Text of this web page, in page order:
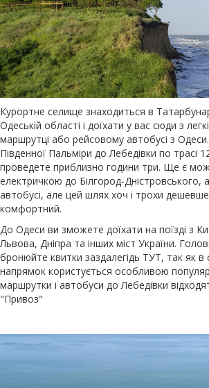
Курортне селище знаходиться в
Одеській області і доїхати у вас сюди з
маршрутці або рейсовому автобусі з Одеси.
Південної Пальміри до Лебедівки по трасі
проведете приблизно години три. Ще є
електричкою до Білгород-Дністровського,
автобусі, але цей шлях хоч і трохи
комфортний.
До Одеси ви зможете доїхати на поїзді з
Львова, Дніпра та інших міст України.
бронюйте квитки заздалегідь ТУТ, так як в
напрямок користується особливою
маршрутки і автобуси до Лебедівки
"Привоз"